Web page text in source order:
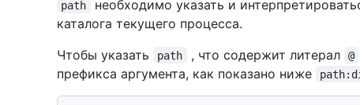
path
необходимо указать и
каталога текущего процесса.
Чтобы указать
path , что содержит литерал @
префикса аргумента, как показано ниже